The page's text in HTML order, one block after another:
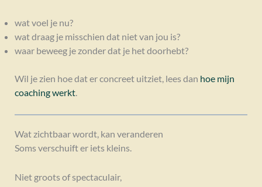
wat voel je nu?
wat draag je misschien dat niet van jou is?
waar beweeg je zonder dat je het doorhebt?
Wil je zien hoe dat er concreet uitziet, lees dan hoe mijn
coaching werkt.
Wat zichtbaar wordt, kan veranderen
Soms verschuift er iets kleins.
Niet groots of spectaculair,